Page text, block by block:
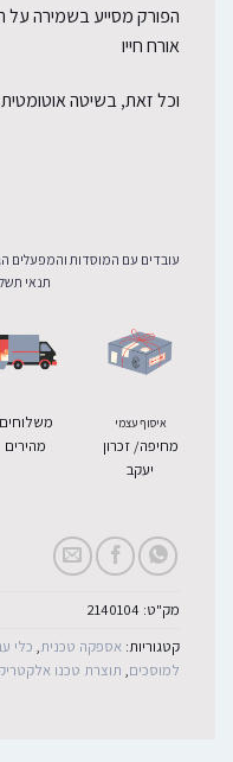
הפורק מסייע בשמירה
אורח חייו
וכל זאת, בשיטה
עובדים עם המוסדות והמפעלים
תנאי
איסוף עצמי
מחיפה/ זכרון
יעקב
משלוחים
מהירים
מק"ט: 2140104
קטגוריות: אספקה טכנית, כלי
למוסכים, תוצרת טכנו אלקטריק